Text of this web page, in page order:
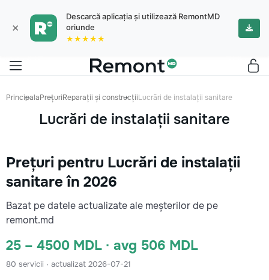
×
Descarcă aplicația și utilizează RemontMD
oriunde
★★★★★
PrincipalaPrețuriReparații și construcțiiLucrări de instalații sanitare
Lucrări de instalații sanitare
Prețuri pentru Lucrări de instalații
sanitare în 2026
Bazat pe datele actualizate ale meșterilor de pe
remont.md
25 – 4500 MDL · avg 506 MDL
80 servicii · actualizat 2026-07-21